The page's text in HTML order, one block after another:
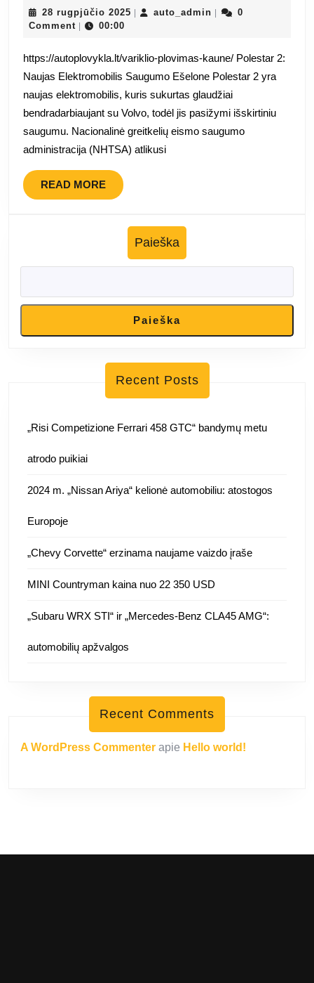
Aces“
NHTSA
avarijų
bandymai
28 rugpjūčio 2025 28
auto_admin auto_admin
0
Comment
00:00
https://autoplovykla.lt/variklio-plovimas-kaune/ Polestar 2:
Naujas Elektromobilis Saugumo Ešelone Polestar 2 yra
naujas elektromobilis, kuris sukurtas glaudžiai
bendradarbiaujant su Volvo, todėl jis pasižymi išskirtiniu
saugumu. Nacionalinė greitkelių eismo saugumo
administracija (NHTSA) atlikusi
READ MOREREAD
MORE
Paieška
Paieška
Recent Posts
„Risi Competizione Ferrari 458 GTC“ bandymų metu
atrodo puikiai
2024 m. „Nissan Ariya“ kelionė automobiliu: atostogos
Europoje
„Chevy Corvette“ erzinama naujame vaizdo įraše
MINI Countryman kaina nuo 22 350 USD
„Subaru WRX STI“ ir „Mercedes-Benz CLA45 AMG“:
automobilių apžvalgos
Recent Comments
A WordPress Commenter apie Hello world!